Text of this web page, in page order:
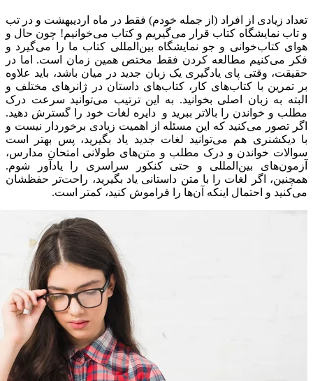
تعداد زیادی از افراد (از جمله خودم) فقط در ماه اردیبهشت و در تب
و تاب نمایشگاه کتاب قرار می‌گیریم و کتاب می‌خوانیم! چون حال و
هوای کتاب‌خوانی و جو نمایشگاه بین‌المللی کتاب ما را می‌گیرد و
فکر می‌کنیم مطالعه کردن فقط مختص همین زمان است. اما در
حقیقت، وقتی پای یادگیری یک زبان جدید در میان باشد، باید علاوه
بر تمرین با کتاب‌های کار، کتاب‌های داستان در ژانرهای مختلف و
البته به زبان اصلی بخوانید. به این ترتیب می‌توانید سرعت درک
مطلب و خواندن را بالاتر ببرید و دایره لغات خود را گسترش دهید.
اگر تصور می‌کنید که این مسئله از اهمیت زیادی برخوردار نیست و
با دیکشنری هم می‌توانید لغات جدید یاد بگیرید، پس بهتر است
سوالات خواندن و درک مطلب و متن‌های طولانی امتحان مدارس،
آزمون‌های بین‌المللی و حتی کنکور سراسری را یادآور شوم.
همچنین، اگر لغات را با متن داستانی یاد بگیرید، راحت‌تر حفظشان
می‌کنید و احتمال اینکه آن‌ها را فراموش کنید، کمتر است.